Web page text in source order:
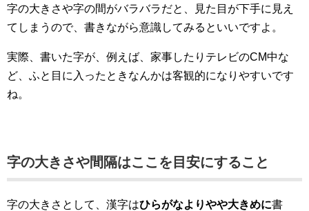
字の大きさや字の間がバラバラだと、見た目が下手に見え
てしまうので、書きながら意識してみるといいですよ。
実際、書いた字が、例えば、家事したりテレビのCM中な
ど、ふと目に入ったときなんかは客観的になりやすいです
ね。
字の大きさや間隔はここを目安にすること
字の大きさとして、漢字はひらがなよりやや大きめに書